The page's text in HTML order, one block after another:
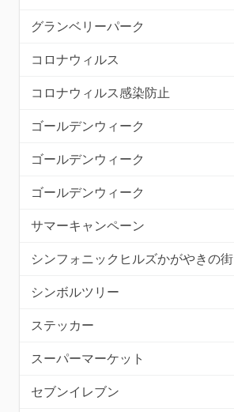
グランベリーパーク
コロナウィルス
コロナウィルス感染防止
ゴールデンウィーク
ゴールデンウィーク
ゴールデンウィーク
サマーキャンペーン
シンフォニックヒルズかがやきの街
シンボルツリー
ステッカー
スーパーマーケット
セブンイレブン